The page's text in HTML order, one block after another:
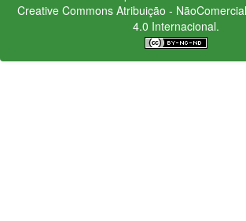
Creative CommonsAtribuição -
4.0 Internacional.